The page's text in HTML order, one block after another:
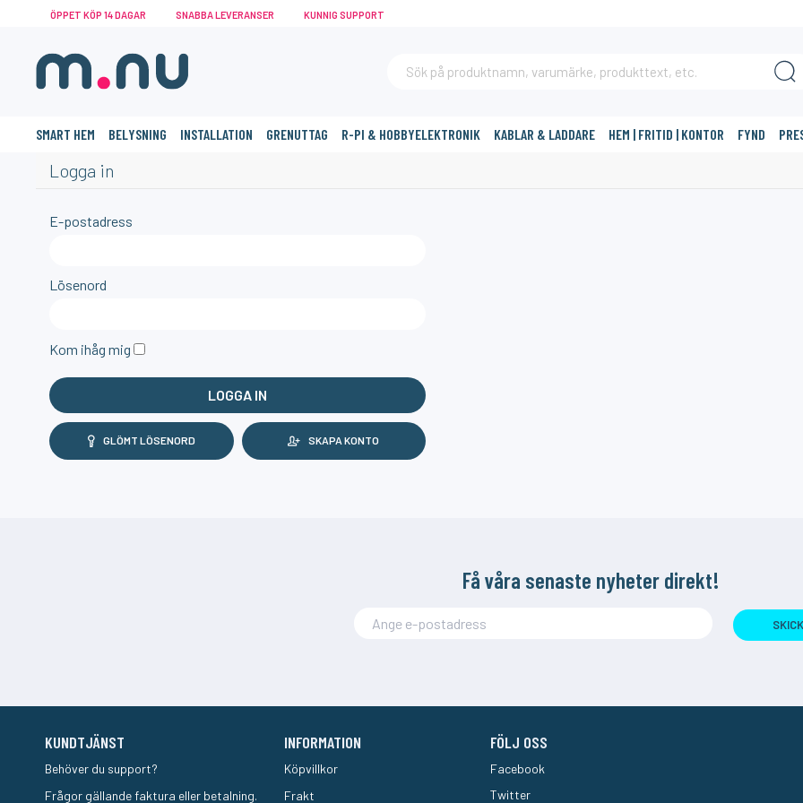
ÖPPET KÖP 14 DAGAR SNABBA LEVERANSER KUNNIG SUPPORT
SMART HEM BELYSNING INSTALLATION GRENUTTAG R-PI & HOBBYELEKTRONIK KABLAR & LADDARE HEM | FRITID | KONTOR FYND
Logga in
E-postadress
Lösenord
Kom ihåg mig
GLÖMT LÖSENORD SKAPA KONTO
Få våra senaste nyheter direkt!
KUNDTJÄNST
Behöver du support?
Frågor gällande faktura eller betalning.
INFORMATION
Köpvillkor
Frakt
FÖLJ OSS
Facebook
Twitter